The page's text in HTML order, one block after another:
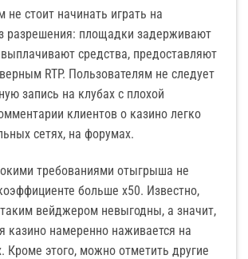
не стоит начинать играть на
разрешения: площадки задерживают
средства, предоставляют
RTP. Пользователям не следует
запись на клубах с плохой
клиентов о казино легко
сетях, на форумах.
требованиями отыгрыша не
больше x50. Известно,
вейджером невыгодны, а значит,
казино намеренно наживается на
Кроме этого, можно отметить другие